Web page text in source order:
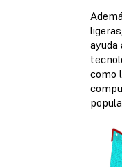
ayuda
como